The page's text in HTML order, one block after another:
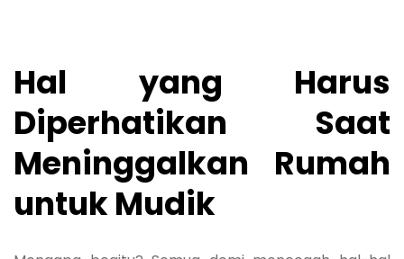
Hal yang Harus
Diperhatikan Saat
Meninggalkan Rumah
untuk Mudik